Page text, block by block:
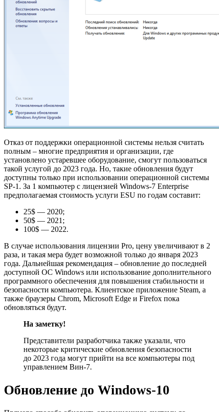
Отказ от поддержки операционной системы нельзя считать
полным – многие предприятия и организации, где
установлено устаревшее оборудование, смогут пользоваться
такой услугой до 2023 года. Но, такие обновления будут
доступны только при использовании операционной системы
SP-1. За 1 компьютер с лицензией Windows-7 Enterprise
предполагаемая стоимость услуги ESU по годам составит:
25$ — 2020;
50$ — 2021;
100$ — 2022.
В случае использования лицензии Pro, цену увеличивают в 2
раза, и такая мера будет возможной только до января 2023
года. Дальнейшая рекомендация – обновление до последней
доступной ОС Windows или использование дополнительного
программного обеспечения для повышения стабильности и
безопасности компьютера. Клиентское приложение Steam, а
также браузеры Chrom, Microsoft Edge и Firefox пока
обновляться будут.
На заметку!
Представители разработчика также указали, что
некоторые критические обновления безопасности
до 2023 года могут прийти на все компьютеры под
управлением Вин-7.
Обновление до Windows-10